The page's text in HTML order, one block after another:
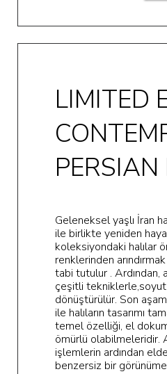
LIMITED
PERSIAN
Geleneksel yaşlı İran
ile birlikte yeniden
koleksiyondaki halılar
renklerinden
tabi tutulur . Ardından,
çeşitli
dönüştürülür. Son
ile halıların tasarımı
temel özelliği, el
ömürlü olabilmeleridir.
işlemlerin ardından
benzersiz bir görünüme